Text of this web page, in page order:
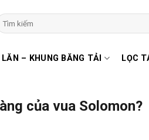
LĂN – KHUNG BĂNG TẢI LỌC
của vua Solomon?